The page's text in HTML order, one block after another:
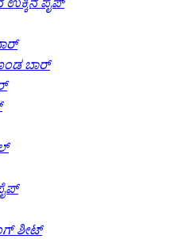
ಉಕ್ಕಿನ ಪೈಪ್
ಬಾರ್
ಶೀಟ್